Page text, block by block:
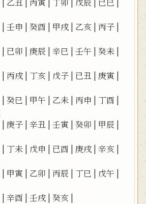
|壬申 |癸酉 | 甲戌 | 乙亥 |丙子 |
| 已卯 | 庚辰 |辛巳 |壬午 |癸未 |
|丙戌 | 丁亥 | 戊子 | 已丑 | 庚寅 |
|癸巳 | 甲午 | 乙未 |丙申 | 丁酉 |
| 庚子 |辛丑 |壬寅 |癸卯 | 甲辰 |
| 丁未 | 戊申 | 已酉 | 庚戌 |辛亥 |
| 甲寅 | 乙卯 |丙辰 | 丁巳 | 戊午 |
|辛酉 |壬戌 |癸亥 |